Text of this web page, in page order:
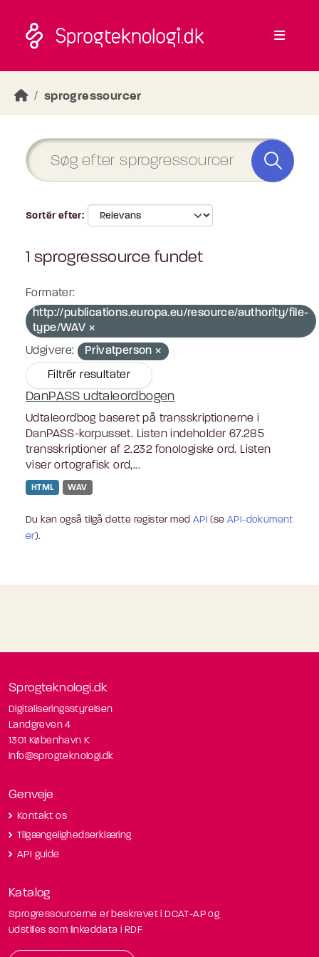
sprogressourcer
Sortér efter
1 sprogressource fundet
Formater:
http://publications.europa.eu/resource/authority/file-
type/WAV
Udgivere:
Privatperson
Filtrér resultater
DanPASS udtaleordbogen
Udtaleordbog baseret på transskriptionerne i
DanPASS-korpusset. Listen indeholder 67.285
transskriptioner af 2.232 fonologiske ord. Listen
viser ortografisk ord,...
HTML WAV
Du kan også tilgå dette register med API (seAPI-dokument
er).
Sprogteknologi.dk
Digitaliseringsstyrelsen
Landgreven 4
1301 København K
info@sprogteknologi.dk
Genveje
Kontakt os
Tilgængelighedserklæring
API guide
Katalog
Sprogressourcerne er beskrevet i DCAT-AP og
udstilles som linkeddata i RDF